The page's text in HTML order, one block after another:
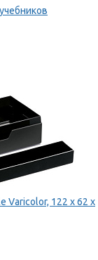
Varicolor, 122 x 62 x